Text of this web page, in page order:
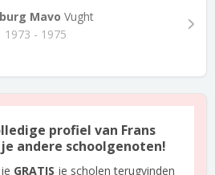
Mavo Vught
1973 - 1975
profiel van Frans
andere schoolgenoten!
GRATIS je scholen terugvinden